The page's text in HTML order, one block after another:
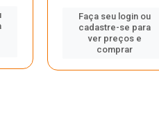
Faça seu login ou
cadastre-se para
ver preços e
comprar